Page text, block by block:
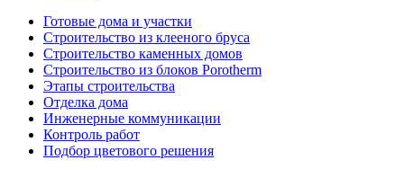
Готовые дома и участки
Строительство из клееного бруса
Строительство каменных домов
Строительство из блоков Porotherm
Этапы строительства
Отделка дома
Инженерные коммуникации
Контроль работ
Подбор цветового решения